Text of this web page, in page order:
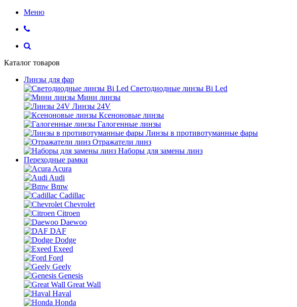
Меню
Каталог товаров
Линзы для фар
Светодиодные линзы Bi Led
Мини линзы
Линзы 24V
Ксеноновые линзы
Галогенные линзы
Линзы в противотуманные фары
Отражатели линз
Наборы для замены линз
Переходные рамки
Acura
Audi
Bmw
Cadillac
Chevrolet
Citroen
Daewoo
DAF
Dodge
Exeed
Ford
Geely
Genesis
Great Wall
Haval
Honda